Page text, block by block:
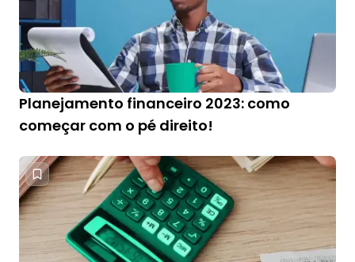
Planejamento financeiro 2023: como
começar com o pé direito!